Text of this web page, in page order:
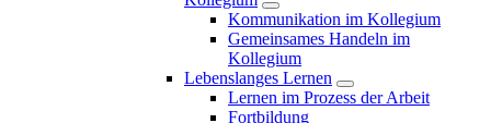
Kommunikation im Kollegium
Gemeinsames Handeln im
Kollegium
Lebenslanges Lernen
Lernen im Prozess der Arbeit
Fortbildung